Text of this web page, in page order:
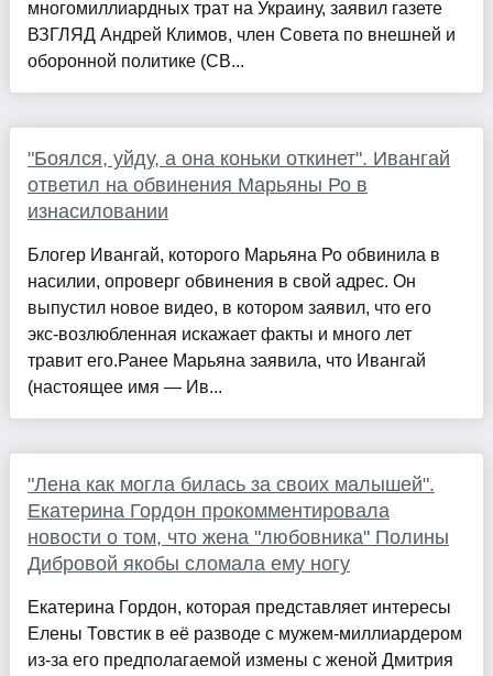
многомиллиардных трат на Украину, заявил газете
ВЗГЛЯД Андрей Климов, член Совета по внешней и
оборонной политике (СВ...
"Боялся, уйду, а она коньки откинет". Ивангай
ответил на обвинения Марьяны Ро в
изнасиловании
Блогер Ивангай, которого Марьяна Ро обвинила в
насилии, опроверг обвинения в свой адрес. Он
выпустил новое видео, в котором заявил, что его
экс-возлюбленная искажает факты и много лет
травит его.Ранее Марьяна заявила, что Ивангай
(настоящее имя — Ив...
"Лена как могла билась за своих малышей".
Екатерина Гордон прокомментировала
новости о том, что жена "любовника" Полины
Дибровой якобы сломала ему ногу
Екатерина Гордон, которая представляет интересы
Елены Товстик в её разводе с мужем-миллиардером
из-за его предполагаемой измены с женой Дмитрия